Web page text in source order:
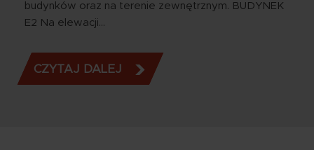
budynków oraz na terenie zewnętrznym. BUDYNEK
E2 Na elewacji…
CZYTAJ DALEJ